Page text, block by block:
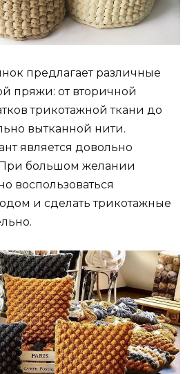
предлагает различные
пряжи: от вторичной
трикотажной ткани до
вытканной нити.
является довольно
большом желании
воспользоваться
и сделать трикотажные